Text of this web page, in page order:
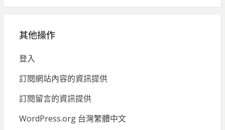
其他操作
登入
訂閱網站內容的資訊提供
訂閱留言的資訊提供
WordPress.org 台灣繁體中文